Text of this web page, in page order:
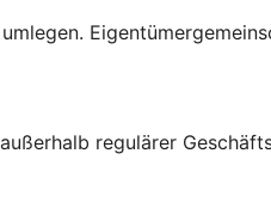
regulärer